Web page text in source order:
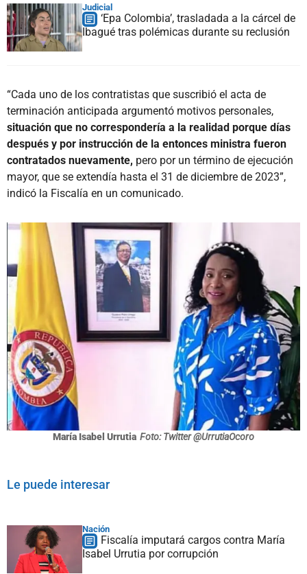
Judicial
‘Epa Colombia’, trasladada a la cárcel de
Ibagué tras polémicas durante su reclusión
“Cada uno de los contratistas que suscribió el acta de
terminación anticipada argumentó motivos personales,
situación que no correspondería a la realidad porque días
después y por instrucción de la entonces ministra fueron
contratados nuevamente, pero por un término de ejecución
mayor, que se extendía hasta el 31 de diciembre de 2023”,
indicó la Fiscalía en un comunicado.
María Isabel Urrutia Foto: Twitter @UrrutiaOcoro
Le puede interesar
Nación
Fiscalía imputará cargos contra María
Isabel Urrutia por corrupción